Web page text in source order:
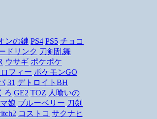
ンの鍵 PS4 PS5 チョコ
ドリンク 刀剣乱舞
ウサギ ポケポケ
ロフィー ポケモンGO
31 デトロイトBH
ろ GE2 TOZ 人喰いの
娘 ブルーベリー 刀剣
コストコ サクナヒ